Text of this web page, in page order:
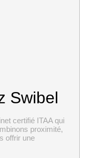
Swibel
certifié ITAA qui
proximité,
offrir une